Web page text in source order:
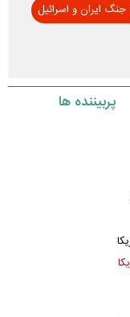
جنگ ایران و اسرائیل
پربیننده ها